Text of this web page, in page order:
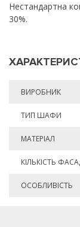
Нестандартна
30%.
ВИРОБНИК
ТИП ШАФИ
МАТЕРІАЛ
КІЛЬКІСТЬ
ОСОБЛИВІСТЬ